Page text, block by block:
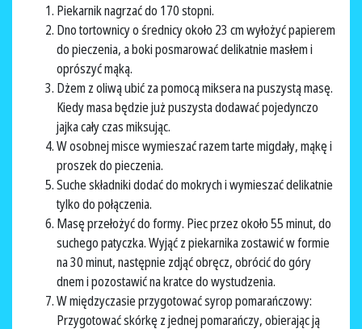
Piekarnik nagrzać do 170 stopni.
Dno tortownicy o średnicy około 23 cm wyłożyć papierem
do pieczenia, a boki posmarować delikatnie masłem i
oprószyć mąką.
Dżem z oliwą ubić za pomocą miksera na puszystą masę.
Kiedy masa będzie już puszysta dodawać pojedynczo
jajka cały czas miksując.
W osobnej misce wymieszać razem tarte migdały, mąkę i
proszek do pieczenia.
Suche składniki dodać do mokrych i wymieszać delikatnie
tylko do połączenia.
Masę przełożyć do formy. Piec przez około 55 minut, do
suchego patyczka. Wyjąć z piekarnika zostawić w formie
na 30 minut, następnie zdjąć obręcz, obrócić do góry
dnem i pozostawić na kratce do wystudzenia.
W międzyczasie przygotować syrop pomarańczowy:
Przygotować skórkę z jednej pomarańczy, obierając ją